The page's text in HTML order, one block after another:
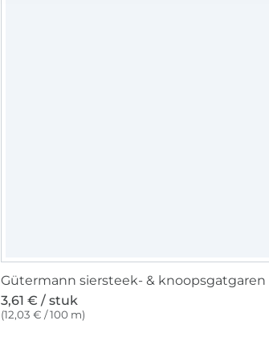
3,61 € / stuk
(12,03 € / 100 m)